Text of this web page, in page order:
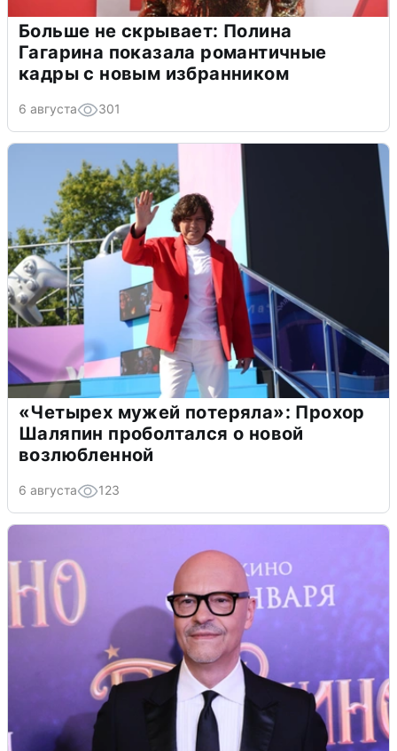
Больше не скрывает: Полина
Гагарина показала романтичные
кадры с новым избранником
6 августа 301
«Четырех мужей потеряла»: Прохор
Шаляпин проболтался о новой
возлюбленной
6 августа 123